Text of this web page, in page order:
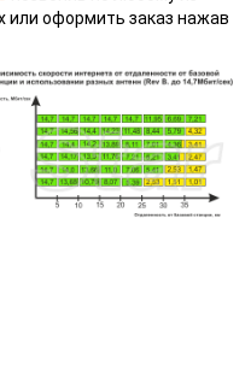
или оформить заказ нажав